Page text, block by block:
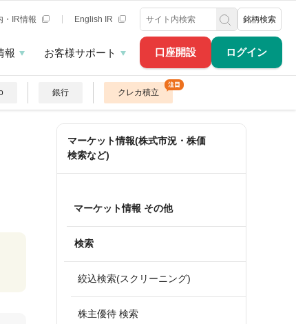
口座開設 ログイン
・IR情報 English IR 銘柄検索
報 お客様サポート
銀行 クレカ積立
マーケット情報(株式市況・株価
検索など)
マーケット情報 その他
検索
絞込検索(スクリーニング)
株主優待 検索